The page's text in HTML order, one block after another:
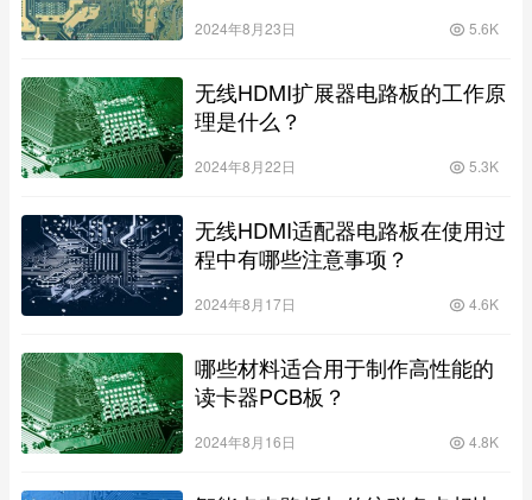
2024年8月23日 5.6K
无线HDMI扩展器电路板的工作原
理是什么？
2024年8月22日 5.3K
无线HDMI适配器电路板在使用过
程中有哪些注意事项？
2024年8月17日 4.6K
哪些材料适合用于制作高性能的
读卡器PCB板？
2024年8月16日 4.8K